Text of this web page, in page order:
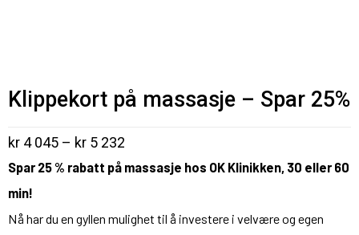
Klippekort på massasje – Spar 25%
kr 4 045 – kr 5 232
Spar 25 % rabatt på massasje hos OK Klinikken, 30 eller 60
min!
Nå har du en gyllen mulighet til å investere i velvære og egen